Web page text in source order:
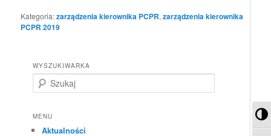
Kategoria:zarządzenia kierownika PCPR,zarządzenia kierownika
PCPR 2019
WYSZUKIWARKA
z
k
MENU
Aktualności